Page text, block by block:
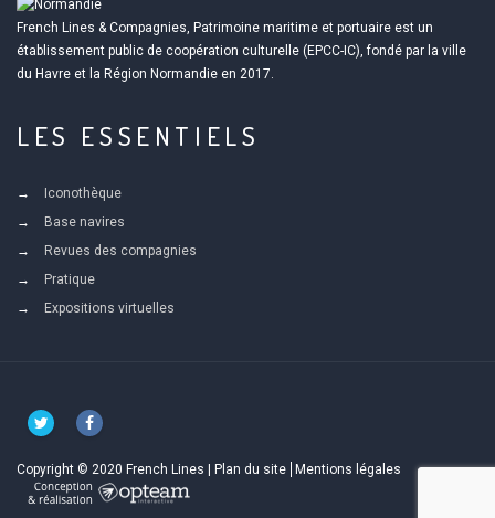
French Lines & Compagnies, Patrimoine maritime et portuaire est un
établissement public de coopération culturelle (EPCC-IC), fondé par la ville
du Havre et la Région Normandie en 2017.
LES ESSENTIELS
Iconothèque
Base navires
Revues des compagnies
Pratique
Expositions virtuelles
Copyright © 2020 French Lines | Plan du site Mentions légales